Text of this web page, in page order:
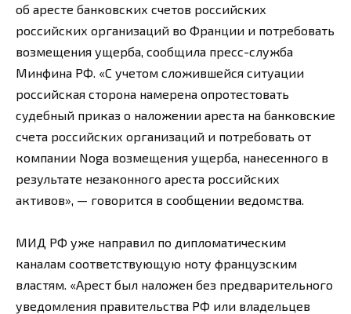
об аресте банковских счетов российских
российских организаций во Франции и потребовать
возмещения ущерба, сообщила пресс-служба
Минфина РФ. «С учетом сложившейся ситуации
российская сторона намерена опротестовать
судебный приказ о наложении ареста на банковские
счета российских организаций и потребовать от
компании Noga возмещения ущерба, нанесенного в
результате незаконного ареста российских
активов», — говорится в сообщении ведомства.
МИД РФ уже направил по дипломатическим
каналам соответствующую ноту французским
властям. «Арест был наложен без предварительного
уведомления правительства РФ или владельцев